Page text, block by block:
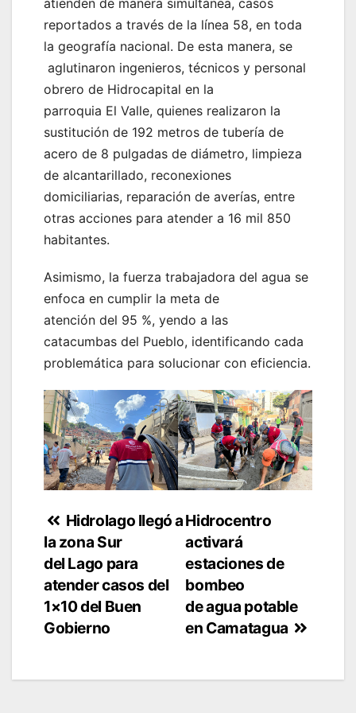
reportados a través de la línea 58, en toda
la geografía nacional. De esta manera, se
aglutinaron ingenieros, técnicos y personal
obrero de Hidrocapital en la
parroquia El Valle, quienes realizaron la
sustitución de 192 metros de tubería de
acero de 8 pulgadas de diámetro, limpieza
de alcantarillado, reconexiones
domiciliarias, reparación de averías, entre
otras acciones para atender a 16 mil 850
habitantes.
Asimismo, la fuerza trabajadora del agua se
enfoca en cumplir la meta de
atención del 95 %, yendo a las
catacumbas del Pueblo, identificando cada
problemática para solucionar con eficiencia.
Navegación
de
entradas
Hidrocentro
activará
estaciones de
bombeo
de agua potable
en Camatagua
Hidrolago llegó a
la zona Sur
del Lago para
atender casos del
1×10 del Buen
Gobierno